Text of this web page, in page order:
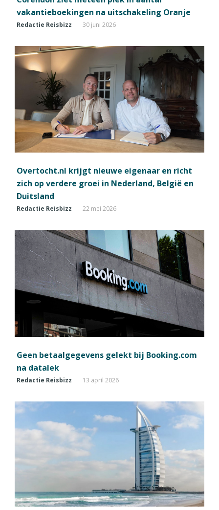
vakantieboekingen na uitschakeling Oranje
Redactie Reisbizz 30 juni 2026
Overtocht.nl krijgt nieuwe eigenaar en richt
zich op verdere groei in Nederland, België en
Duitsland
Redactie Reisbizz 22 mei 2026
Geen betaalgegevens gelekt bij Booking.com
na datalek
Redactie Reisbizz 13 april 2026